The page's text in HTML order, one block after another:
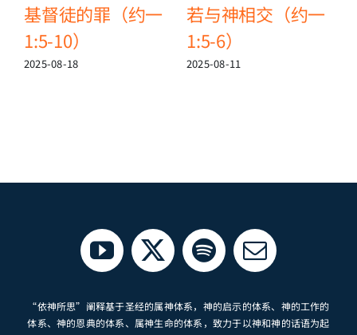
基督徒的罪（约一
1:5-10）
2025-08-18
若与神相交（约一
1:5-6）
2025-08-11
“依神所思”阐释基于圣经的属神体系，神的启示的体系、神的工作的
体系、神的恩典的体系、属神生命的体系，致力于以神和神的话语为起